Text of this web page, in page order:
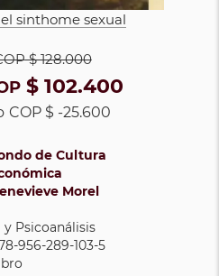
sinthome sexual
$ 128.000
$ 102.400
COP $ -25.600
de Cultura
Morel
Psicoanálisis
956-289-103-5